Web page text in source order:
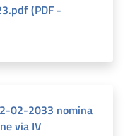
(PDF -
02-2033 nomina
via IV